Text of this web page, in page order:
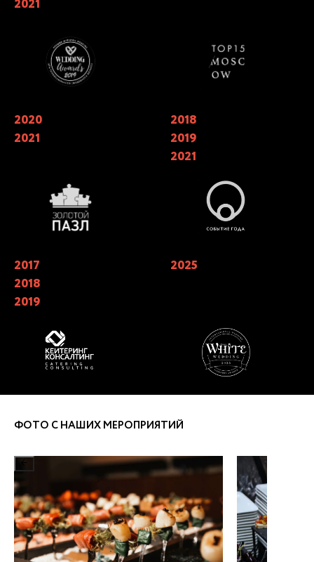
2021
2020
2021
2018
2019
2021
2021 году
2017
2018
2019
2025
ФОТО С НАШИХ МЕРОПРИЯТИЙ